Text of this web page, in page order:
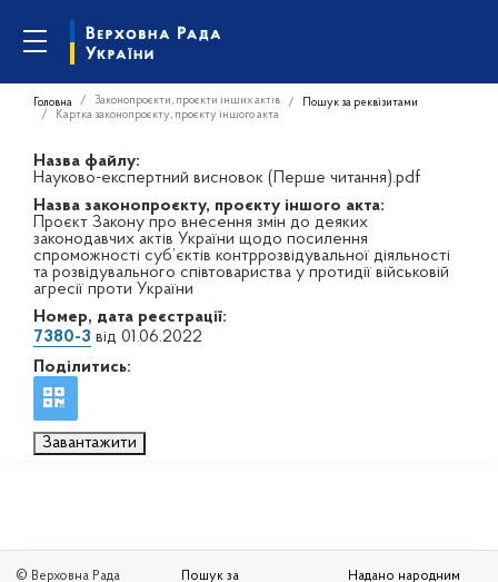
Головна Законопроєкти, проєкти інших актів
Пошук за реквізитами
Картка законопроєкту, проєкту іншого акта
Назва файлу:
Науково-експертний висновок (Перше читання).pdf
Назва законопроєкту, проєкту іншого акта:
Проєкт Закону про внесення змін до деяких
законодавчих актів України щодо посилення
спроможності суб’єктів контррозвідувальної діяльності
та розвідувального співтовариства у протидії військовій
агресії проти України
Номер, дата реєстрації:
7380-3 від 01.06.2022
Поділитись:
Завантажити
© Верховна Рада
Пошук за
Надано народним